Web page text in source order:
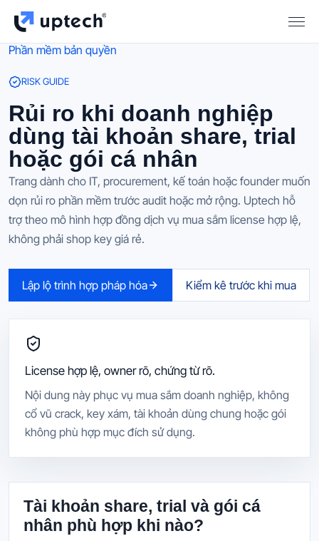
Phần mềm bản quyền
RISK GUIDE
Rủi ro khi doanh nghiệp
dùng tài khoản share, trial
hoặc gói cá nhân
Trang dành cho IT, procurement, kế toán hoặc founder muốn
dọn rủi ro phần mềm trước audit hoặc mở rộng. Uptech hỗ
trợ theo mô hình hợp đồng dịch vụ mua sắm license hợp lệ,
không phải shop key giá rẻ.
Lập lộ trình hợp pháp hóa Kiểm kê trước khi mua
License hợp lệ, owner rõ, chứng từ rõ.
Nội dung này phục vụ mua sắm doanh nghiệp, không
cổ vũ crack, key xám, tài khoản dùng chung hoặc gói
không phù hợp mục đích sử dụng.
Tài khoản share, trial và gói cá
nhân phù hợp khi nào?